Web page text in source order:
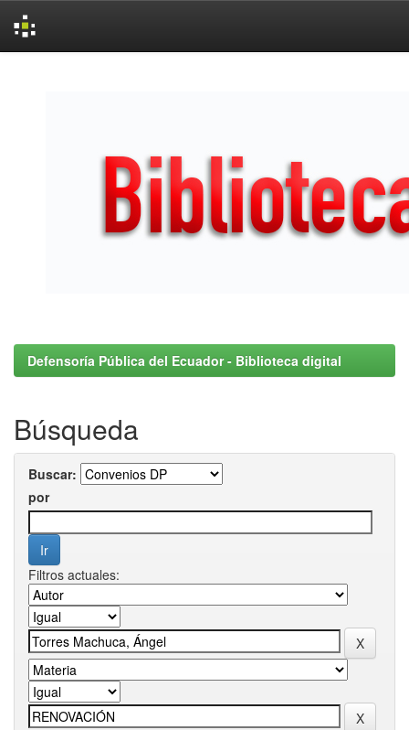
Defensoría Pública del Ecuador - Biblioteca digital
Búsqueda
Buscar:
por
Filtros actuales: